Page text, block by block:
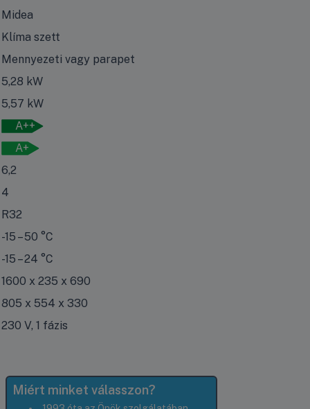
Midea
Klíma szett
Mennyezeti vagy parapet
5,28 kW
5,57 kW
A++
A+
6,2
4
R32
-15 – 50 °C
-15 – 24 °C
1600 x 235 x 690
805 x 554 x 330
230 V, 1 fázis
Miért minket válasszon?